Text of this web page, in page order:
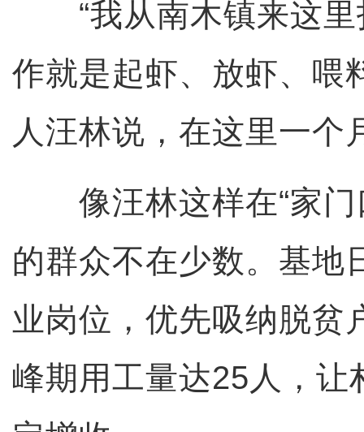
“我从南木镇来这里
作就是起虾、放虾、喂
人汪林说，在这里一个
像汪林这样在“家门
的群众不在少数。基地
业岗位，优先吸纳脱贫
峰期用工量达25人，让